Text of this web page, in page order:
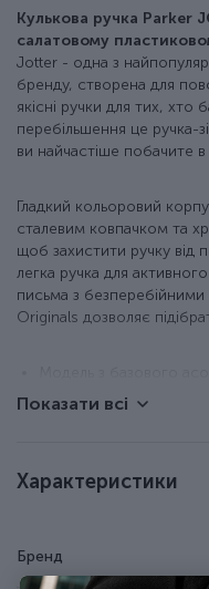
Кулькова ручка Parker
салатовому
Jotter - одна з
бренду, створена для
якісні ручки для тих, хто
перебільшення це ручка-
ви найчастіше побачите в
Гладкий кольоровий
сталевим ковпачком та
щоб захистити ручку
легка ручка для
письма з безперебійними
Originals дозволяє
Нижня частина
Класична активація
приблизно 3,5 км).
Стрижень у ручці
Показати всі
Характеристики
Бренд